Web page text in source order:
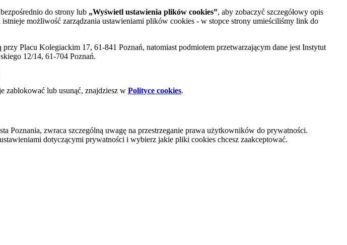
do strony lub „Wyświetl ustawienia plików cookies”, aby zobaczyć szczegółowy opis
możliwość zarządzania ustawieniami plików cookies - w stopce strony umieściliśmy link do
Placu Kolegiackim 17, 61-841 Poznań, natomiast podmiotem przetwarzającym dane jest Instytut
12/14, 61-704 Poznań.
zablokować lub usunąć, znajdziesz w Polityce cookies.
zwraca szczególną uwagę na przestrzeganie prawa użytkowników do prywatności.
dotyczącymi prywatności i wybierz jakie pliki cookies chcesz zaakceptować.